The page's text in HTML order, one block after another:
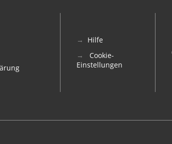
Hilfe
Cookie-
Einstellungen